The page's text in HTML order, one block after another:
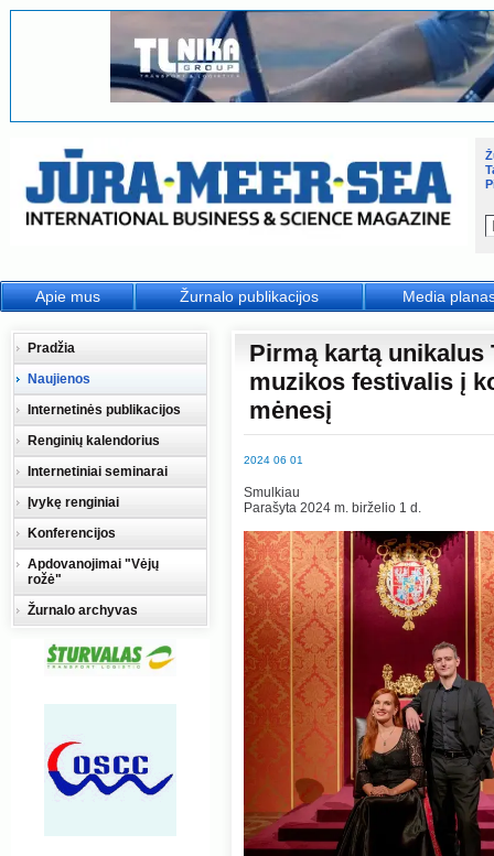
Pirmą kartą
muzikos festivalis į
mėnesį
2024 06 01
Smulkiau
Parašyta 2024 m. birželio 1 d.
Pradžia
Naujienos
Internetinės publikacijos
Renginių kalendorius
Internetiniai seminarai
Įvykę renginiai
Konferencijos
Apdovanojimai "Vėjų
rožė"
Žurnalo archyvas
Apie mus Žurnalo publikacijos Media